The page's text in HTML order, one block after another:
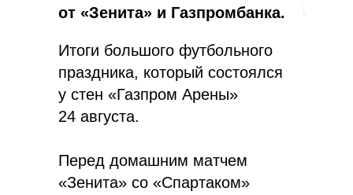
от «Зенита» и Газпромбанка.
Итоги большого футбольного
праздника, который состоялся
у стен «Газпром Арены»
24 августа.
Перед домашним матчем
«Зенита» со «Спартаком»